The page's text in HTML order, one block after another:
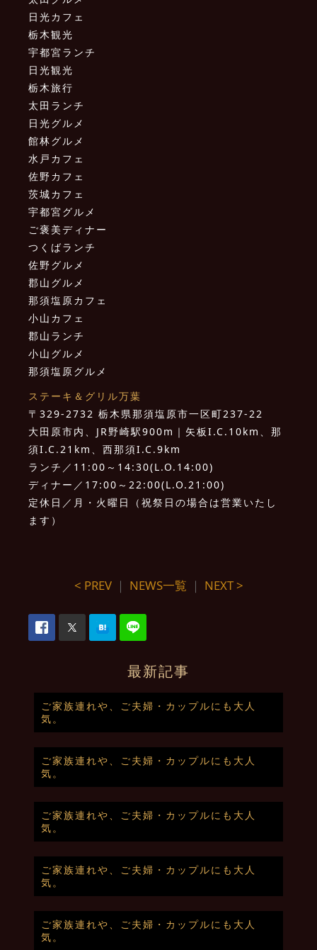
日光カフェ
栃木観光
宇都宮ランチ
日光観光
栃木旅行
太田ランチ
日光グルメ
館林グルメ
水戸カフェ
佐野カフェ
茨城カフェ
宇都宮グルメ
ご褒美ディナー
つくばランチ
佐野グルメ
郡山グルメ
那須塩原カフェ
小山カフェ
郡山ランチ
小山グルメ
那須塩原グルメ
ステーキ＆グリル万葉
〒329-2732 栃木県那須塩原市一区町237-22
大田原市内、JR野崎駅900m｜矢板I.C.10km、那
須I.C.21km、西那須I.C.9km
ランチ／11:00～14:30(L.O.14:00)
ディナー／17:00～22:00(L.O.21:00)
定休日／月・火曜日（祝祭日の場合は営業いたし
ます）
< PREV｜ NEWS一覧 ｜ NEXT >
最新記事
ご家族連れや、ご夫婦・カップルにも大人
気。
ご家族連れや、ご夫婦・カップルにも大人
気。
ご家族連れや、ご夫婦・カップルにも大人
気。
ご家族連れや、ご夫婦・カップルにも大人
気。
ご家族連れや、ご夫婦・カップルにも大人
気。